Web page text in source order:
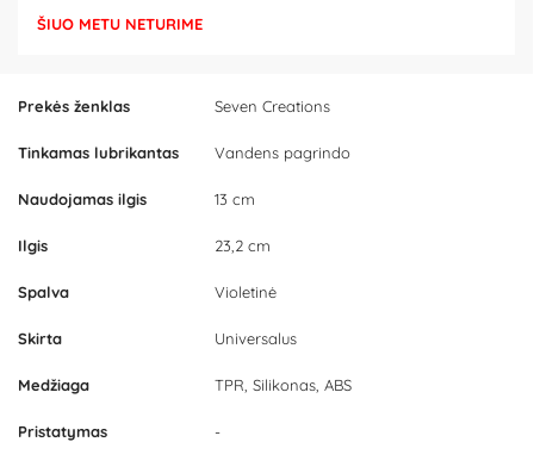
Prekės ženklas Seven Creations
Tinkamas lubrikantas Vandens pagrindo
Naudojamas ilgis 13 cm
Ilgis 23,2 cm
Spalva Violetinė
Skirta Universalus
Medžiaga TPR, Silikonas, ABS
Pristatymas -
ŠIUO METU NETURIME